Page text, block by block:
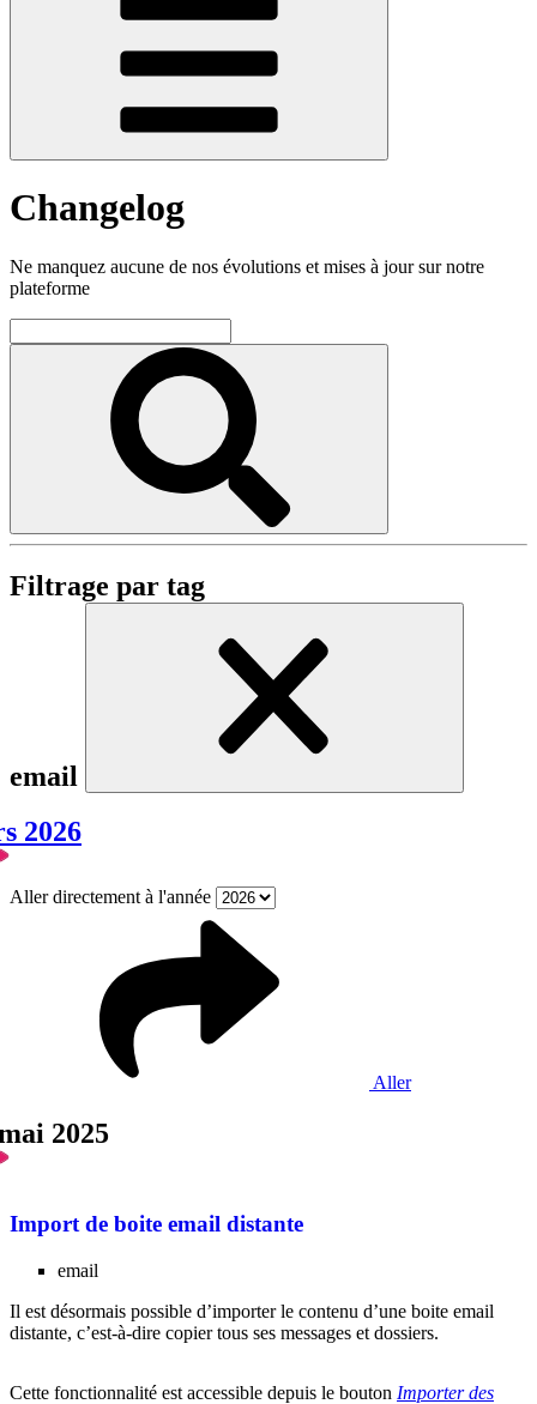
Changelog
Ne manquez aucune de nos évolutions et mises à jour sur notre
plateforme
Filtrage par tag
email
2026
Aller directement à l'année
Aller
2025
Import de boite email distante
email
Il est désormais possible d’importer le contenu d’une boite email
distante, c’est-à-dire copier tous ses messages et dossiers.
Cette fonctionnalité est accessible depuis le bouton Importer des